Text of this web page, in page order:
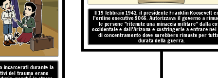
ordinato e
di mira?
Il 19 febbraio 1942, il presidente Franklin Roosevelt
l'ordine esecutivo 9066. Autorizzava il governo a
le persone "ritenute una minaccia militare" dalla
occidentale e dall'Arizona e costringerle a entrare nei
di concentramento dove sarebbero rimaste per
durata della guerra.
incarcerati durante la
del trauma erano